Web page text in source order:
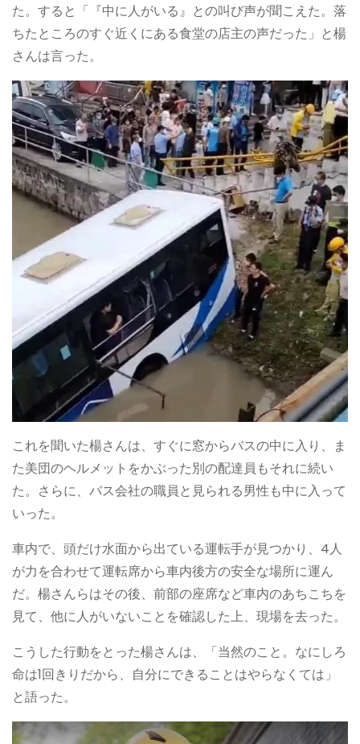
た。すると「『中に人がいる』との叫び声が聞こえた。落
ちたところのすぐ近くにある食堂の店主の声だった」と楊
さんは言った。
これを聞いた楊さんは、すぐに窓からバスの中に入り、ま
た美団のヘルメットをかぶった別の配達員もそれに続い
た。さらに、バス会社の職員と見られる男性も中に入って
いった。
車内で、頭だけ水面から出ている運転手が見つかり、4人
が力を合わせて運転席から車内後方の安全な場所に運ん
だ。楊さんらはその後、前部の座席など車内のあちこちを
見て、他に人がいないことを確認した上、現場を去った。
こうした行動をとった楊さんは、「当然のこと。なにしろ
命は1回きりだから、自分にできることはやらなくては」
と語った。